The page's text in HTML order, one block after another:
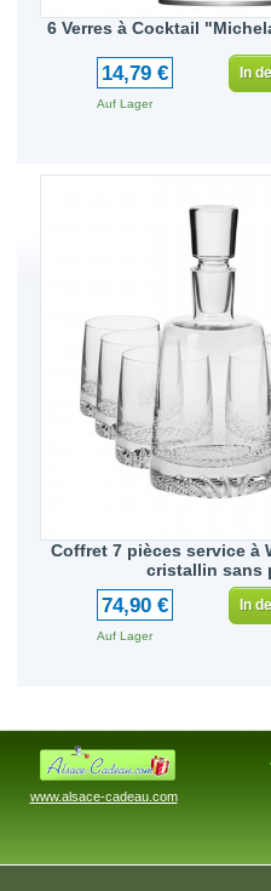
6 Verres à Cocktail
14,79 €
Auf Lager
In
Coffret 7 pièces service à
cristallin sans
74,90 €
Auf Lager
In
www.alsace-cadeau.com